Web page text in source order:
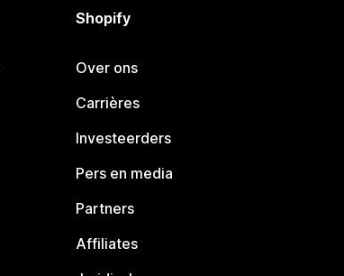
Shopify
Over ons
Carrières
Investeerders
Pers en media
Partners
Affiliates